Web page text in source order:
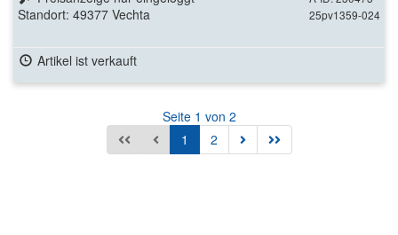
25pv1359-024
Standort: 49377 Vechta
Artikel ist verkauft
Seite 1 von 2
1
2